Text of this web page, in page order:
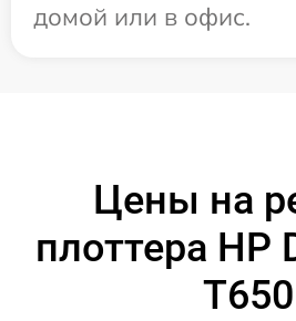
домой или в офис.
Цены на
плоттера HP
T650